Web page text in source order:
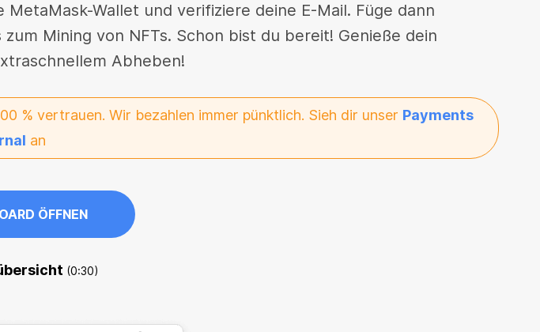
Wallet und verifiziere deine E-Mail. Füge dann
Mining von NFTs. Schon bist du bereit! Genieße dein
Abheben!
% vertrauen. Wir bezahlen immer pünktlich. Sieh dir unser Payments
an
ÖFFNEN
(0:30)